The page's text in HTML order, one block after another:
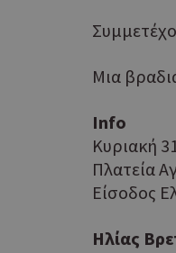
Μια
Info
Κυριακή
Πλατεία
Είσοδος
Ηλίας